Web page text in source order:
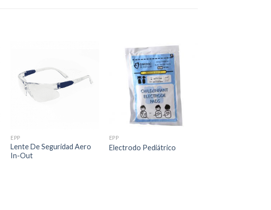
EPP
Lente De Seguridad Aero
In-Out
EPP
Electrodo Pediátrico